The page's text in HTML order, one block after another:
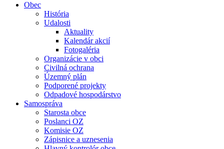
Obec
História
Udalosti
Aktuality
Kalendár akcií
Fotogaléria
Organizácie v obci
Civilná ochrana
Územný plán
Podporené projekty
Odpadové hospodárstvo
Samospráva
Starosta obce
Poslanci OZ
Komisie OZ
Zápisnice a uznesenia